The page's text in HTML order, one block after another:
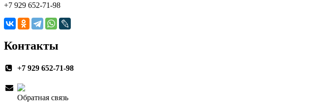
+7 929 652-71-98
Контакты
+7 929 652-71-98
Обратная связь